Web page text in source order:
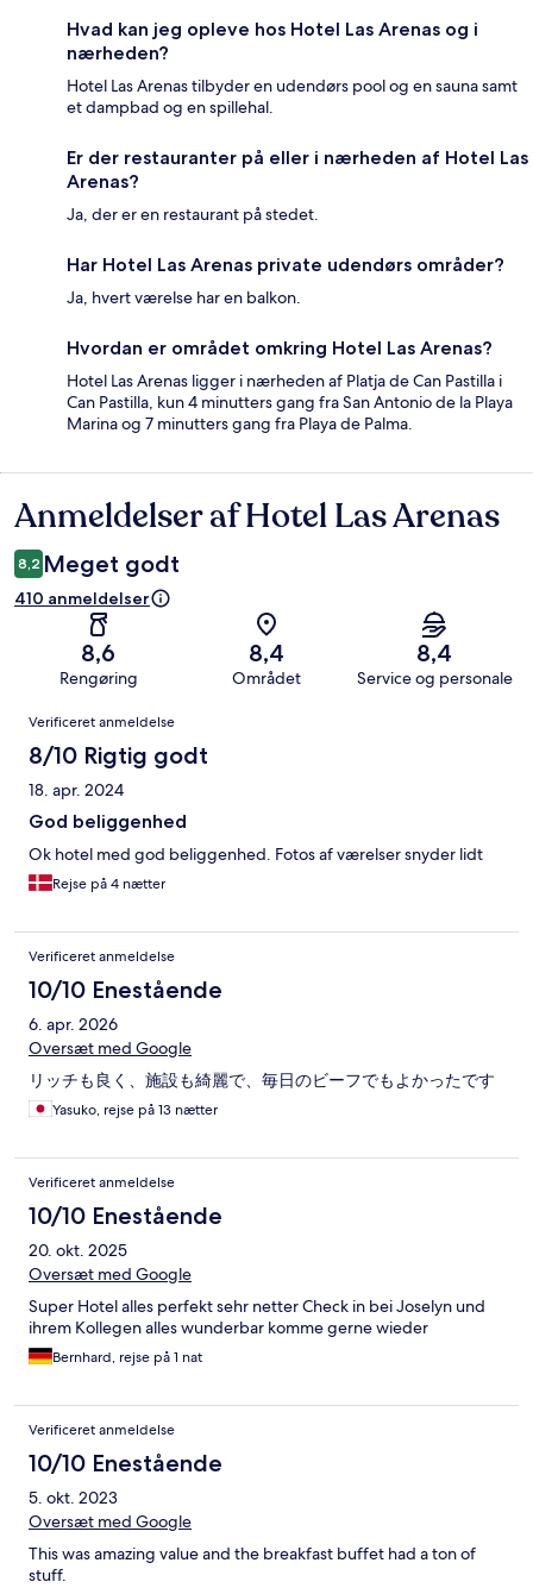
Hvad kan jeg opleve hos Hotel Las Arenas og i
nærheden?
Hotel Las Arenas tilbyder en udendørs pool og en sauna samt
et dampbad og en spillehal.
Er der restauranter på eller i nærheden af Hotel Las
Arenas?
Ja, der er en restaurant på stedet.
Har Hotel Las Arenas private udendørs områder?
Ja, hvert værelse har en balkon.
Hvordan er området omkring Hotel Las Arenas?
Hotel Las Arenas ligger i nærheden af Platja de Can Pastilla i
Can Pastilla, kun 4 minutters gang fra San Antonio de la Playa
Marina og 7 minutters gang fra Playa de Palma.
Anmeldelser
Anmeldelser af Hotel Las Arenas
8,2 Meget godt
410 anmeldelser
8,6
Rengøring
8,4
Området
8,4
Service og personale
Anmeldelser
Verificeret anmeldelse
8/10 Rigtig godt
18. apr. 2024
God beliggenhed
Ok hotel med god beliggenhed. Fotos af værelser snyder lidt
Rejse på 4 nætter
Verificeret anmeldelse
10/10 Enestående
6. apr. 2026
Oversæt med Google
リッチも良く、施設も綺麗で、毎日のビーフでもよかったです
Yasuko, rejse på 13 nætter
Verificeret anmeldelse
10/10 Enestående
20. okt. 2025
Oversæt med Google
Super Hotel alles perfekt sehr netter Check in bei Joselyn und
ihrem Kollegen alles wunderbar komme gerne wieder
Bernhard, rejse på 1 nat
Verificeret anmeldelse
10/10 Enestående
5. okt. 2023
Oversæt med Google
This was amazing value and the breakfast buffet had a ton of
stuff.